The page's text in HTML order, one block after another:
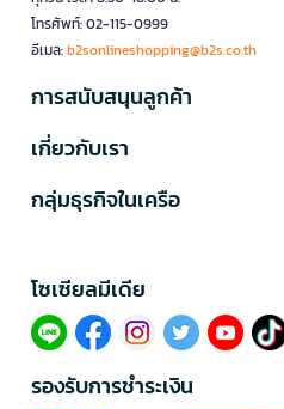
โทรศัพท์: 02-115-0999
อีเมล:b2sonlineshopping@b2s.co.th
การสนับสนุนลูกค้า
เกี่ยวกับเรา
กลุ่มธุรกิจในเครือ
โซเซียลมีเดีย​
รองรับการชำระเงิน